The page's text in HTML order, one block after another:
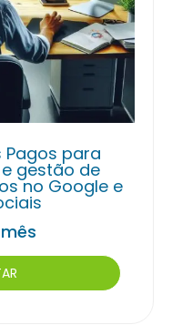
Pagos para
gestão de
no Google e